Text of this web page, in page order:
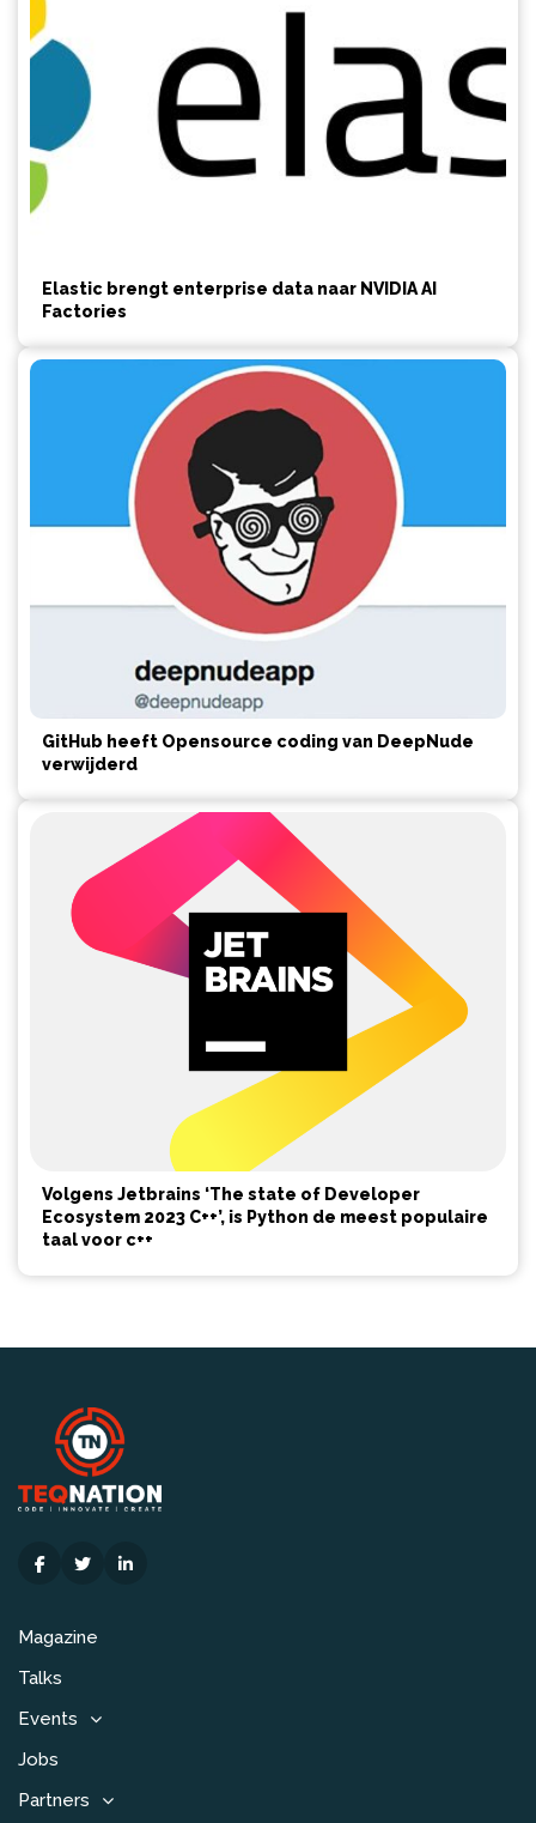
Elastic brengt enterprise data naar NVIDIA AI
Factories
GitHub heeft Opensource coding van DeepNude
verwijderd
Volgens Jetbrains ‘The state of Developer
Ecosystem 2023 C++’, is Python de meest populaire
taal voor c++
Magazine
Talks
Events
Jobs
Partners